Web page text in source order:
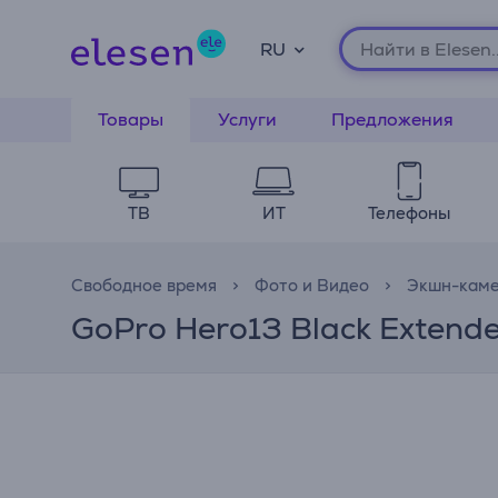
RU
Товары Услуги Предложения
ТВ ИТ Телефоны
Свободное время Фото и Видео Экшн-
GoPro Hero13 Black